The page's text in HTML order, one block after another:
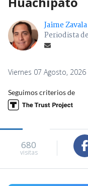
Jaime Zavala
Periodista
Viernes 07 Agosto,
Seguimos criterios de
680
visitas